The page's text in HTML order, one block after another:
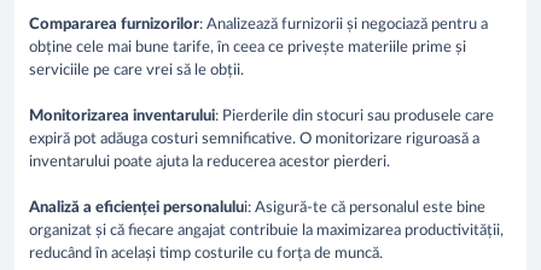
Compararea furnizorilor: Analizează furnizorii și negociază pentru a
obține cele mai bune tarife, în ceea ce privește materiile prime și
serviciile pe care vrei să le obții.
Monitorizarea inventarului: Pierderile din stocuri sau produsele care
expiră pot adăuga costuri semnificative. O monitorizare riguroasă a
inventarului poate ajuta la reducerea acestor pierderi.
Analiză a eficienței personalului: Asigură-te că personalul este bine
organizat și că fiecare angajat contribuie la maximizarea productivității,
reducând în același timp costurile cu forța de muncă.